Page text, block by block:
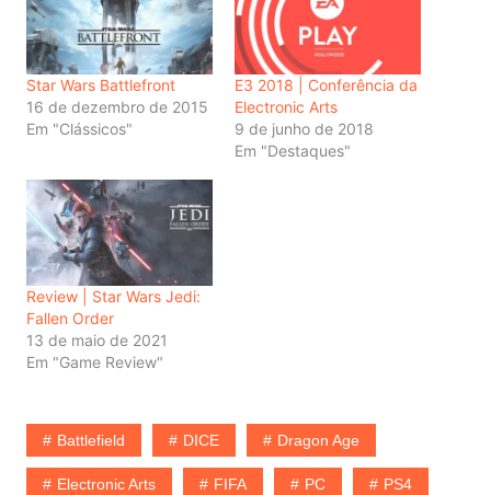
Star Wars Battlefront
16 de dezembro de 2015
Em "Clássicos"
E3 2018 | Conferência da
Electronic Arts
9 de junho de 2018
Em "Destaques"
Review | Star Wars Jedi:
Fallen Order
13 de maio de 2021
Em "Game Review"
Battlefield DICE Dragon Age
Electronic Arts FIFA PC PS4